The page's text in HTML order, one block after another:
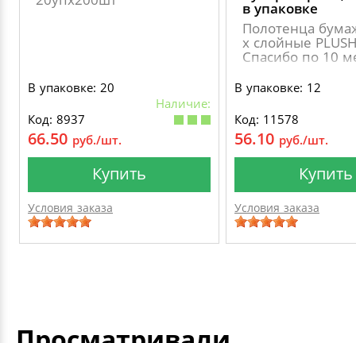
В упаковке: 20
Наличие:
Код: 8937
66.50 руб./шт.
Купить
Условия заказа
в упаковке
Полотенца
х слойные
Спасибо по 10
В упаковке: 12
Код: 11578
56.10 руб./шт.
Купить
Условия заказа